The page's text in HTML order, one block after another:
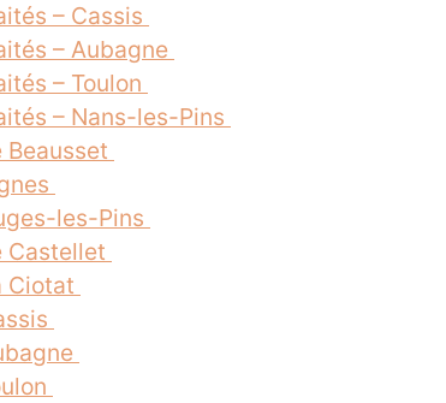
– Cassis
– Aubagne
– Toulon
– Nans-les-Pins
Beausset
les-Pins
Castellet
Ciotat